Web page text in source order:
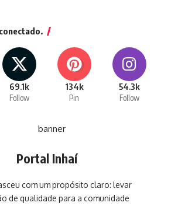
69.1k
Follow
134k
Pin
54.3k
Follow
Portal Inhaí
com um propósito claro: levar
de qualidade para a comunidade